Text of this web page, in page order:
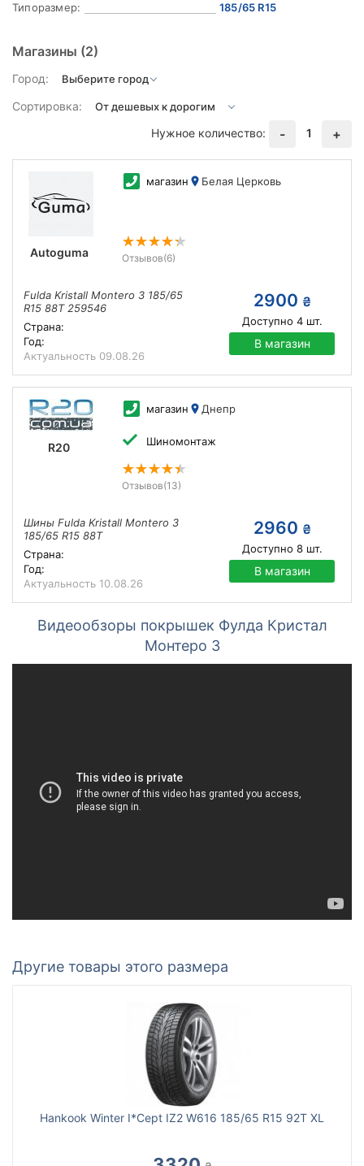
Типоразмер:
185/65 R15
Магазины (2)
Город:
Сортировка:
Нужное количество:
- 1 +
Autoguma
магазин Белая Церковь
Отзывов(6)
Fulda Kristall Montero 3 185/65
R15 88T 259546
Страна:
Год:
Актуальность 09.08.26
2900 ₴
Доступно 4шт.
В магазин
R20
магазин Днепр
Шиномонтаж
Отзывов(13)
Шины Fulda Kristall Montero 3
185/65 R15 88T
Страна:
Год:
Актуальность 10.08.26
2960 ₴
Доступно 8шт.
В магазин
Видеообзоры покрышек Фулда Кристал
Монтеро 3
Другие товары этого размера
Hankook Winter I*Cept IZ2 W616 185/65 R15 92T XL